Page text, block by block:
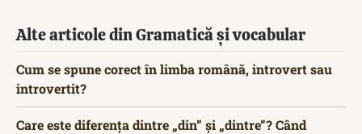
Alte articole din Gramatică și vocabular
Cum se spune corect în limba română, introvert sau
introvertit?
Care este diferența dintre „din” și „dintre”? Când